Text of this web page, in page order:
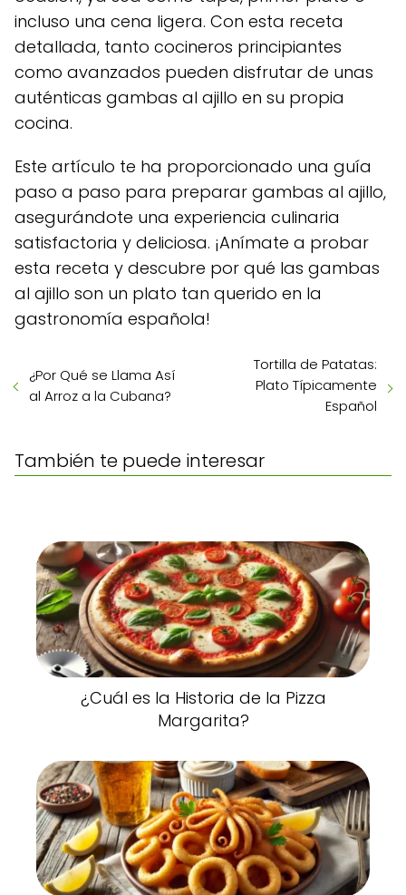
incluso una cena ligera. Con esta receta
detallada, tanto cocineros principiantes
como avanzados pueden disfrutar de unas
auténticas gambas al ajillo en su propia
cocina.
Este artículo te ha proporcionado una guía
paso a paso para preparar gambas al ajillo,
asegurándote una experiencia culinaria
satisfactoria y deliciosa. ¡Anímate a probar
esta receta y descubre por qué las gambas
al ajillo son un plato tan querido en la
gastronomía española!
¿Por Qué se Llama Así
al Arroz a la Cubana?
Tortilla de Patatas:
Plato Típicamente
Español
También te puede interesar
¿Cuál es la Historia de la Pizza
Margarita?